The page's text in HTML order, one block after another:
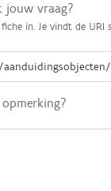
jouw vraag?
in. Je vindt de URI